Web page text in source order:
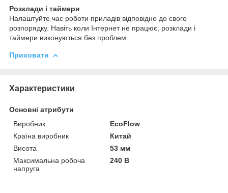
Розклади і таймери
Налаштуйте час роботи приладів відповідно до свого
розпорядку. Навіть коли Інтернет не працює, розклади і
таймери виконуються без проблем.
Приховати
Характеристики
Основні атрибути
Виробник
EcoFlow
Країна виробник
Китай
Висота
53 мм
Максимальна робоча
напруга
240 В